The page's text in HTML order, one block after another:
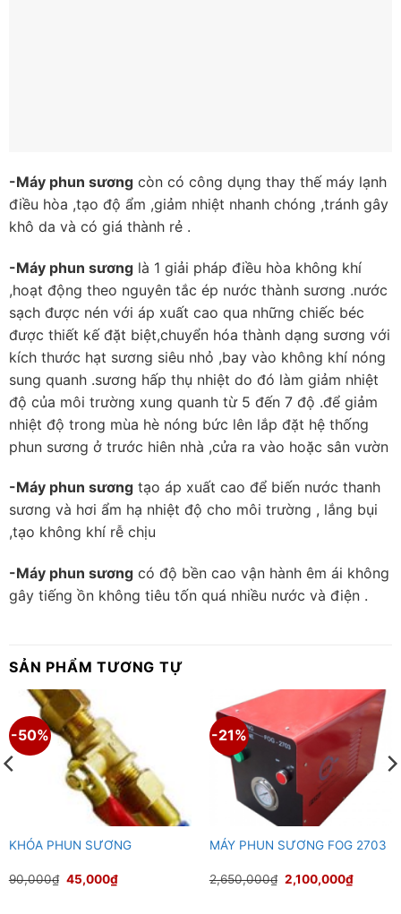
-Máy phun sương còn có công dụng thay thế máy lạnh
điều hòa ,tạo độ ẩm ,giảm nhiệt nhanh chóng ,tránh gây
khô da và có giá thành rẻ .
-Máy phun sương là 1 giải pháp điều hòa không khí
,hoạt động theo nguyên tắc ép nước thành sương .nước
sạch được nén với áp xuất cao qua những chiếc béc
được thiết kế đặt biệt,chuyển hóa thành dạng sương với
kích thước hạt sương siêu nhỏ ,bay vào không khí nóng
sung quanh .sương hấp thụ nhiệt do đó làm giảm nhiệt
độ của môi trường xung quanh từ 5 đến 7 độ .để giảm
nhiệt độ trong mùa hè nóng bức lên lắp đặt hệ thống
phun sương ở trước hiên nhà ,cửa ra vào hoặc sân vườn
-Máy phun sương tạo áp xuất cao để biến nước thanh
sương và hơi ẩm hạ nhiệt độ cho môi trường , lắng bụi
,tạo không khí rễ chịu
-Máy phun sương có độ bền cao vận hành êm ái không
gây tiếng ồn không tiêu tốn quá nhiều nước và điện .
SẢN PHẨM TƯƠNG TỰ
-50%
KHÓA PHUN SƯƠNG
90,000₫ Giá
gốc
45,000₫Giá
hiện
-21%
MÁY PHUN SƯƠNG FOG 2703
2,650,000₫ Giá
gốc
2,100,000₫Giá
hiện